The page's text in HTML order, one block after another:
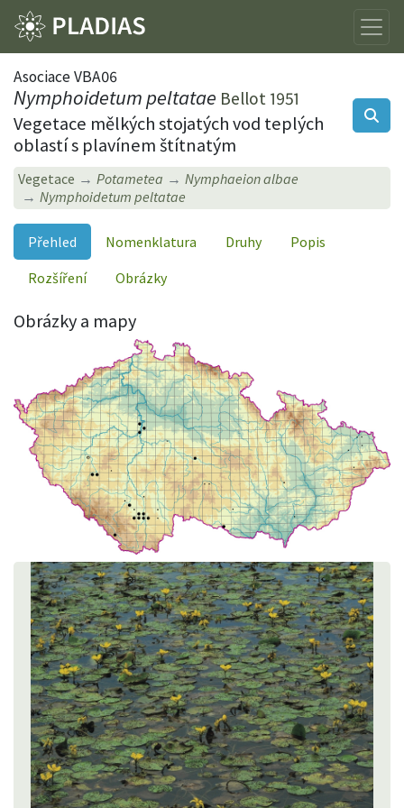
Asociace VBA06
Nymphoidetum peltatae Bellot 1951
Vegetace mělkých stojatých vod teplých
oblastí s plavínem štítnatým
Vegetace Potametea
Nymphaeion albae
Nymphoidetum peltatae
Přehled Nomenklatura Druhy
Popis
Rozšíření
Obrázky
Obrázky a mapy